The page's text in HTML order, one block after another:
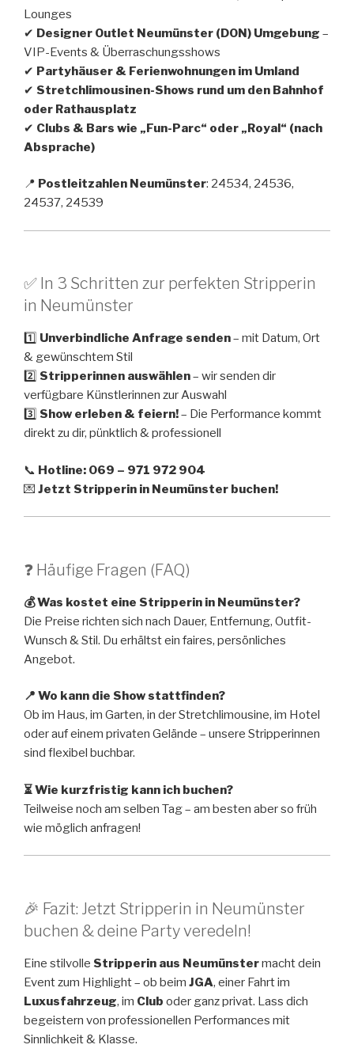
Lounges
✔ Designer Outlet Neumünster (DON) Umgebung –
VIP-Events & Überraschungsshows
✔ Partyhäuser & Ferienwohnungen im Umland
✔ Stretchlimousinen-Shows rund um den Bahnhof
oder Rathausplatz
✔ Clubs & Bars wie „Fun-Parc“ oder „Royal“ (nach
Absprache)
📍 Postleitzahlen Neumünster: 24534, 24536,
24537, 24539
✅ In 3 Schritten zur perfekten Stripperin
in Neumünster
1️⃣ Unverbindliche Anfrage senden– mit Datum, Ort
& gewünschtem Stil
2️⃣ Stripperinnen auswählen– wir senden dir
verfügbare Künstlerinnen zur Auswahl
3️⃣ Show erleben & feiern!– Die Performance kommt
direkt zu dir, pünktlich & professionell
📞 Hotline: 069 – 971 972 904
💌 Jetzt Stripperin in Neumünster buchen!
❓ Häufige Fragen (FAQ)
💰 Was kostet eine Stripperin in Neumünster?
Die Preise richten sich nach Dauer, Entfernung, Outfit-
Wunsch & Stil. Du erhältst ein faires, persönliches
Angebot.
📍 Wo kann die Show stattfinden?
Ob im Haus, im Garten, in der Stretchlimousine, im Hotel
oder auf einem privaten Gelände – unsere Stripperinnen
sind flexibel buchbar.
⏳ Wie kurzfristig kann ich buchen?
Teilweise noch am selben Tag – am besten aber so früh
wie möglich anfragen!
🎉 Fazit: Jetzt Stripperin in Neumünster
buchen & deine Party veredeln!
Eine stilvolle Stripperin aus Neumünstermacht dein
Event zum Highlight – ob beim JGA, einer Fahrt im
Luxusfahrzeug, im Club oder ganz privat. Lass dich
begeistern von professionellen Performances mit
Sinnlichkeit & Klasse.